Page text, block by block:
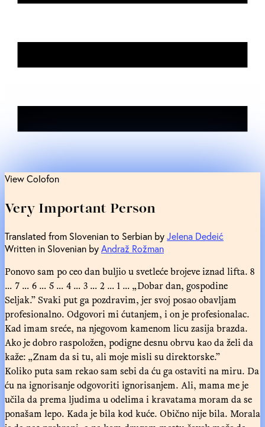
View Colofon
Very Important Person
Translated from Slovenian to Serbian byJelena Dedeić
Written in Slovenian byAndraž Rožman
Ponovo sam po ceo dan buljio u svetleće brojeve iznad lifta. 8
… 7 … 6 … 5 … 4 … 3 … 2 … 1 … „Dobar dan, gospodine
Seljak.” Svaki put ga pozdravim, jer svoj posao obavljam
profesionalno. Odgovori mi ćutanjem, i on je profesionalac.
Kad imam sreće, na njegovom kamenom licu zasija brazda.
Ako je dobro raspoložen, podigne desnu obrvu kao da želi da
kaže: „Znam da si tu, ali moje misli su direktorske.”
Koliko puta sam rekao sam sebi da ću ga ostaviti na miru. Da
ću na ignorisanje odgovoriti ignorisanjem. Ali, mama me je
učila da prema ljudima u odelima i kravatama moram da se
ponašam lepo. Kada je bila kod kuće. Obično nije bila. Morala